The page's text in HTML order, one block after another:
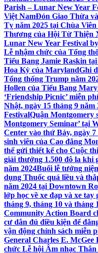
Parish – Lunar New Year
Việt NamĐón Giao Thừa
Tỵ năm 2025 tại Chùa
Thương của Hội Từ Thiện
Lunar New Year Festival
Lễ nhậm chức của Tổng
Tiểu Bang Jamie Raskin
Hoa Kỳ của MarylandGhi
Tổng thống Trump năm
Hollen của Tiểu Bang
‘Friendship Picnic’ miễn
Nhật, ngày 15 tháng 9 năm
FestivalQuận Montgomery
Montgomery Seminar’ tại
Center vào thứ Bảy, ngày 7
sinh viên của Cao đẳng
thể gửi thiết kế cho Cuộc
giải thưởng 1.500 đô la khi
năm 2024Buổi lễ tưởng
dụng Thuốc quá liều và
năm 2024 tại Downtown
lớp học về xe đạp và xe
tháng 9, tháng 10 và tháng
Community Action Board
cư dân đủ điều kiện để
vận động chính sách miễn
General Charles E.
chức Lễ hội Âm nhạc